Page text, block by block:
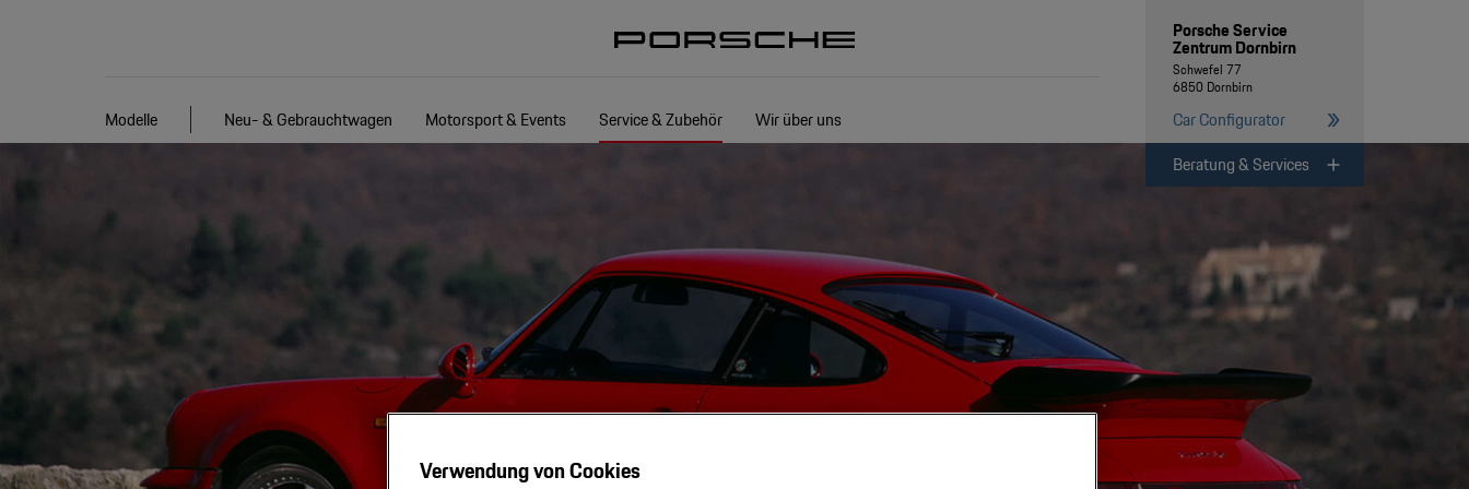
Modelle Neu- & Gebrauchtwagen Motorsport & Events Service & Zubehör Wir über uns
Porsche Service
Zentrum Dornbirn
Schwefel 77
6850 Dornbirn
Car Configurator
Beratung & Services
Verwendung von Cookies